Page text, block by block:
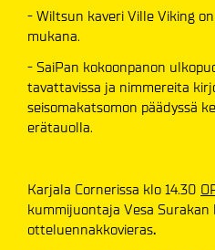
- Wiltsun kaveri Ville Viking
mukana.
- SaiPan kokoonpanon
tavattavissa ja nimmereita
seisomakatsomon päädyssä
erätauolla.
Karjala Cornerissa klo 14.30
kummijuontaja Vesa
otteluennakkovieras.